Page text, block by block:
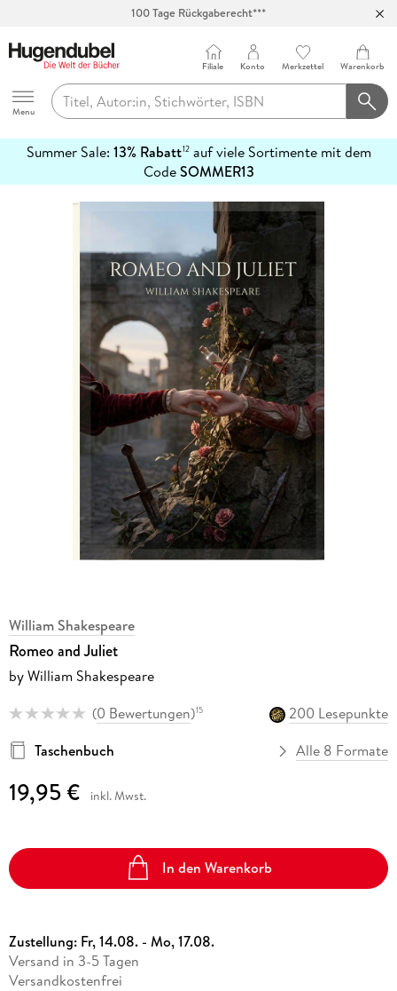
100 Tage Rückgaberecht***
Hugendubel
Menu
Filiale Konto Merkzettel Warenkorb
Summer Sale: 13% Rabatt12auf viele Sortimente mit dem
CodeSOMMER13
erfahren
William Shakespeare
Romeo and Juliet
by William Shakespeare
(0 Bewertungen)15
200 Lesepunkte
Taschenbuch
Alle 8 Formate
19,95 € inkl. Mwst.
In den Warenkorb
Zustellung: Fr, 14.08. - Mo, 17.08.
Versand in 3-5 Tagen
Versandkostenfrei